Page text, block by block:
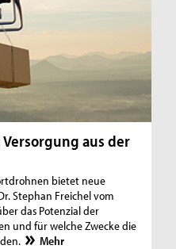
aus der
bietet neue
Stephan Freichel vom
das Potenzial der
und für welche Zwecke die
Mehr